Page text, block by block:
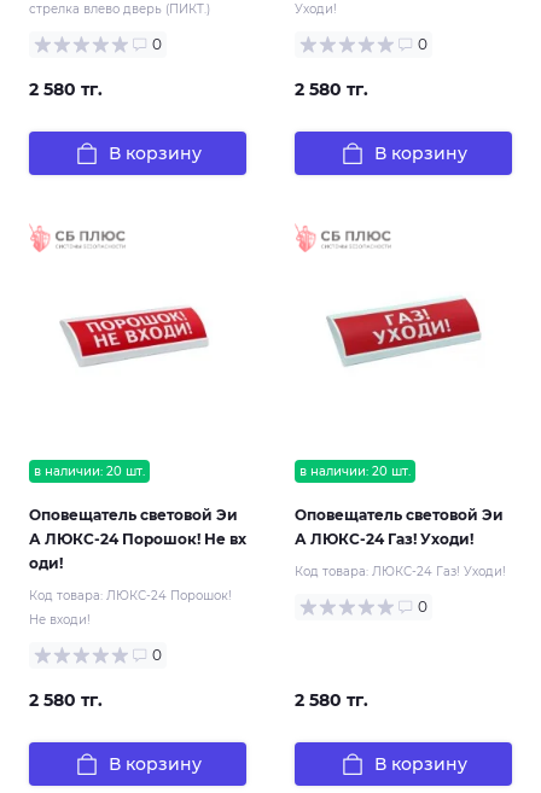
стрелка влево дверь (ПИКТ.)
0
2 580 тг.
В корзину
Уходи!
0
2 580 тг.
В корзину
в наличии: 20 шт.
Оповещатель световой Эи
А ЛЮКС-24 Порошок! Не вх
оди!
Код товара: ЛЮКС-24 Порошок!
Не входи!
0
2 580 тг.
В корзину
в наличии: 20 шт.
Оповещатель световой Эи
А ЛЮКС-24 Газ! Уходи!
Код товара: ЛЮКС-24 Газ! Уходи!
0
2 580 тг.
В корзину